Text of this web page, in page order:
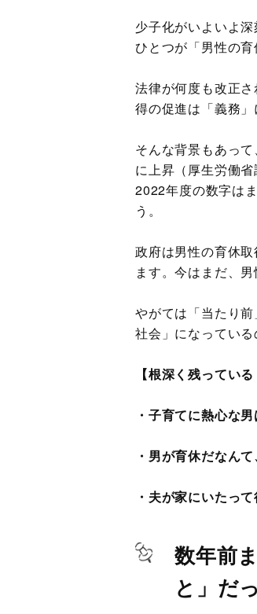
少子化がいよいよ
ひとつが「男性の育
法律が何度も改正
得の促進は「義務」
そんな背景もあっ
に上昇（厚生労働
2022年度の数字は
う。
政府は男性の育休
ます。今はまだ、
やがては「当たり
社会」になっている
【根深く残ってい
・子育てに熱心な
・男が育休だなん
・夫が家にいたっ
数年前
と」だ